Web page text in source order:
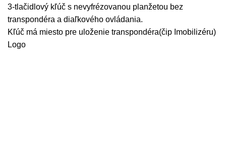
3-tlačidlový kľúč s nevyfrézovanou planžetou bez
transpondéra a diaľkového ovládania.
Kľúč má miesto pre uloženie transpondéra(čip Imobilizéru)
Logo